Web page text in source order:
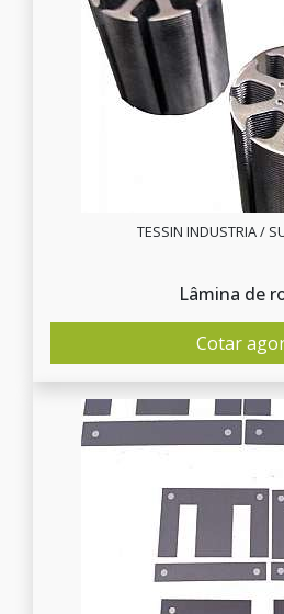
TESSIN INDUSTRIA /
Lâmina de
Cotar